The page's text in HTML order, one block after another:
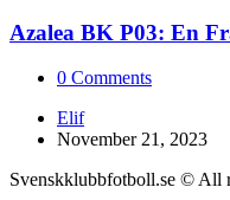
Azalea BK P03: En
0 Comments
Posted
by
Elif
November 21, 2023
Svenskklubbfotboll.se © All